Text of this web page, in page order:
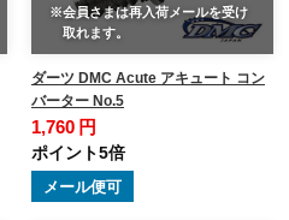
※会員さまは再入荷メールを受け
取れます。
ダーツ DMC Acute アキュート コン
バーター No.5
1,760 円
ポイント5倍
メール便可